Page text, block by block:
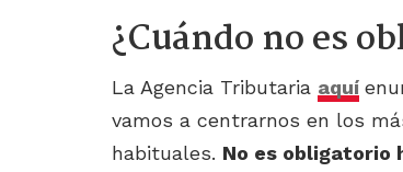
¿Cuándo no es
La Agencia Tributaria aquí
vamos a centrarnos en los
habituales. No es obligatorio